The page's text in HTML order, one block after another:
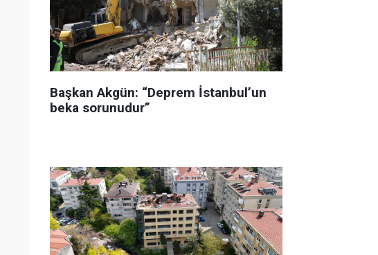
Başkan Akgün: “Deprem İstanbul’un
beka sorunudur”